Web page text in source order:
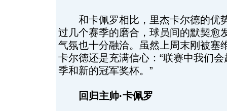
和卡佩罗相比，里杰卡尔德的优
过几个赛季的磨合，球员间的默契愈
气氛也十分融洽。虽然上周末刚被塞
卡尔德还是充满信心：“联赛中我们
季和新的冠军奖杯。”
回归主帅·卡佩罗